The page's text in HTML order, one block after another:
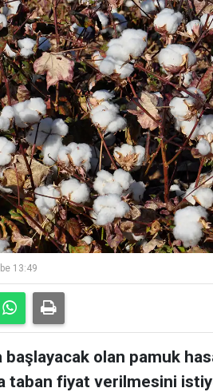
13:49
başlayacak olan pamuk
taban fiyat verilmesini